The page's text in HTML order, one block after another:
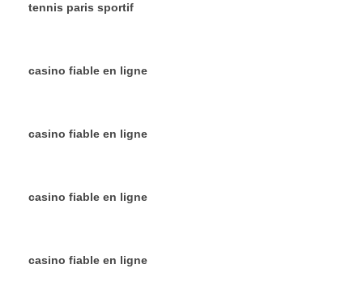
tennis paris sportif
casino fiable en ligne
casino fiable en ligne
casino fiable en ligne
casino fiable en ligne